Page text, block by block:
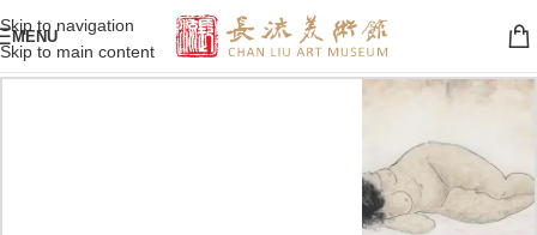
Skip to navigation
Skip to main content
MENU